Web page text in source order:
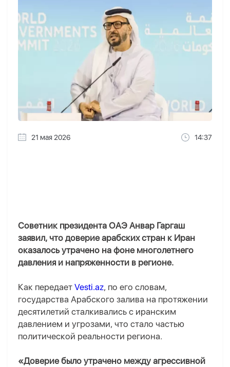
21 мая 2026 14:37
Советник президента ОАЭ Анвар Гаргаш
заявил, что доверие арабских стран к Иран
оказалось утрачено на фоне многолетнего
давления и напряженности в регионе.
Как передает Vesti.az, по его словам,
государства Арабского залива на протяжении
десятилетий сталкивались с иранским
давлением и угрозами, что стало частью
политической реальности региона.
«Доверие было утрачено между агрессивной